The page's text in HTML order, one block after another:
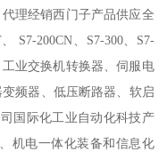
经销西门子产品供应全
S7-200CN、S7-300、S7-
工业交换机转换器、伺服电
频器、低压断路器、软启
国际化工业自动化科技产
机电一体化装备和信息化